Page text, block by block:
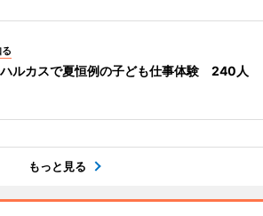
ルカスで夏恒例の子ども仕事体験 240人
もっと見る